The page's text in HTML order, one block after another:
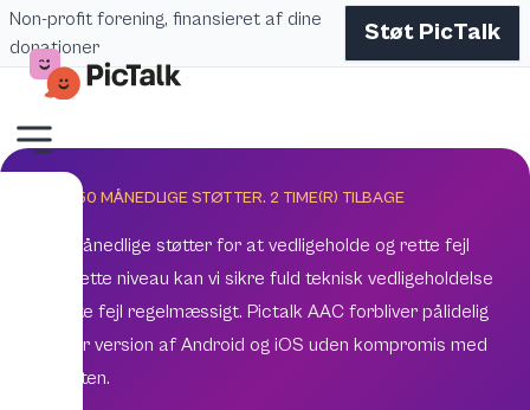
Non-profit forening, finansieret af dine
donationer
Støt PicTalk
MÅL 450 MÅNEDLIGE STØTTER. 2 TIME(R) TILBAGE
450 månedlige støtter for at vedligeholde og rette fejl
Med dette niveau kan vi sikre fuld teknisk vedligeholdelse
og rette fejl regelmæssigt. Pictalk AAC forbliver pålidelig
på hver version af Android og iOS uden kompromis med
kvaliteten.